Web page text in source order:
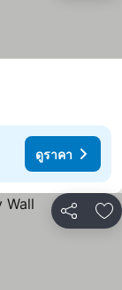
ดูราคา
แชร์ เ